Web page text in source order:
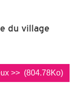
du village
>> (804.78Ko)